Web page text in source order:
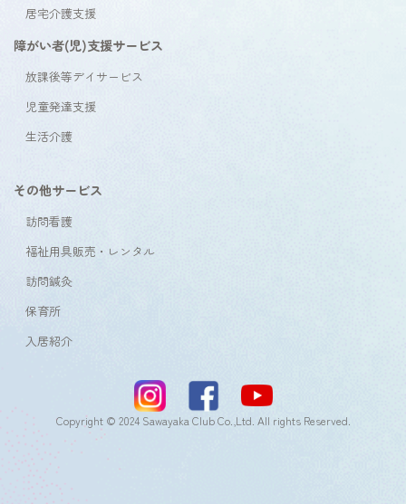
居宅介護支援
障がい者(児)支援サービス
放課後等デイサービス
児童発達支援
生活介護
その他サービス
訪問看護
福祉用具販売・レンタル
訪問鍼灸
保育所
入居紹介
Copyright © 2024 Sawayaka Club Co.,Ltd. All rights Reserved.